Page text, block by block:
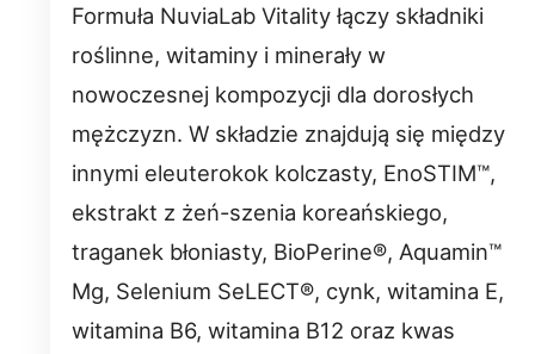
Formuła NuviaLab Vitality łączy składniki
roślinne, witaminy i minerały w
nowoczesnej kompozycji dla dorosłych
mężczyzn. W składzie znajdują się między
innymi eleuterokok kolczasty, EnoSTIM™,
ekstrakt z żeń-szenia koreańskiego,
traganek błoniasty, BioPerine®, Aquamin™
Mg, Selenium SeLECT®, cynk, witamina E,
witamina B6, witamina B12 oraz kwas